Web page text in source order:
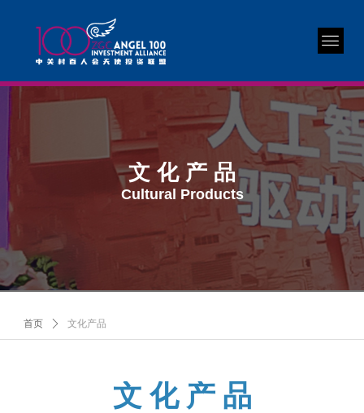
首页 ꄲ 文化产品
文 化 产 品
文 化 产 品
Cultural Products